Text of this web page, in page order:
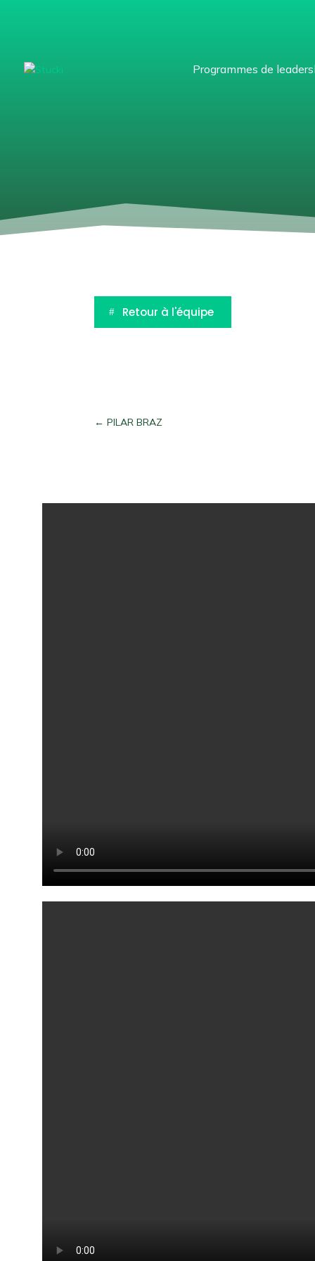
Programmes de
Retour à l'équipe
←PILAR BRAZ